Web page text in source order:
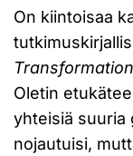
On kiintoisaa
Transformation
Oletin
yhteisiä suuria
nojautuisi,